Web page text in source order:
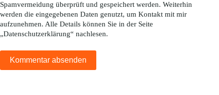
Spamvermeidung überprüft und gespeichert werden. Weiterhin
werden die eingegebenen Daten genutzt, um Kontakt mit mir
aufzunehmen. Alle Details können Sie in der Seite
„Datenschutzerklärung“ nachlesen.
Kommentar absenden